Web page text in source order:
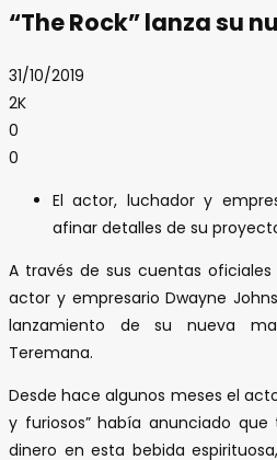
“The Rock” lanza su
31/10/2019
2K
0
0
El actor, luchador y
afinar detalles de su
A través de sus cuentas
actor y empresario Dwayne
lanzamiento de su nueva
Teremana.
Desde hace algunos meses el
y furiosos” había anunciado
dinero en esta bebida